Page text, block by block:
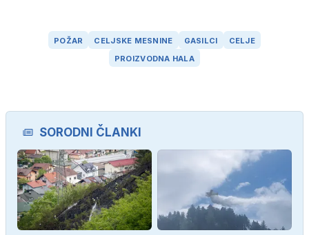
POŽAR CELJSKE MESNINE GASILCI
CELJE
PROIZVODNA HALA
SORODNI ČLANKI